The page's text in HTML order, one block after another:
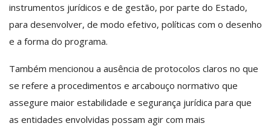
instrumentos jurídicos e de gestão, por parte do Estado,
para desenvolver, de modo efetivo, políticas com o desenho
e a forma do programa.
Também mencionou a ausência de protocolos claros no que
se refere a procedimentos e arcabouço normativo que
assegure maior estabilidade e segurança jurídica para que
as entidades envolvidas possam agir com mais